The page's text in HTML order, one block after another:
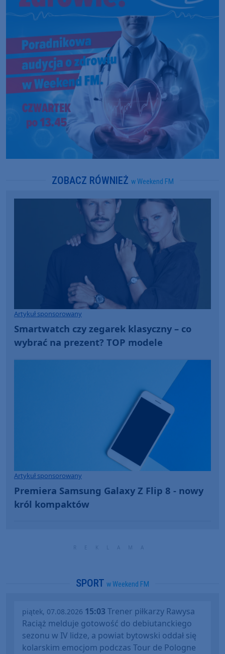
ZOBACZ RÓWNIEŻ w Weekend FM
Artykuł sponsorowany
Smartwatch czy zegarek klasyczny – co
wybrać na prezent? TOP modele
Artykuł sponsorowany
Premiera Samsung Galaxy Z Flip 8 - nowy
król kompaktów
SPORT w Weekend FM
piątek, 07.08.2026 15:03Trener piłkarzy Rawysa
Raciąż melduje gotowość do debiutanckiego
sezonu w IV lidze, a powiat bytowski oddał się
kolarskim emocjom podczas Tour de Pologne